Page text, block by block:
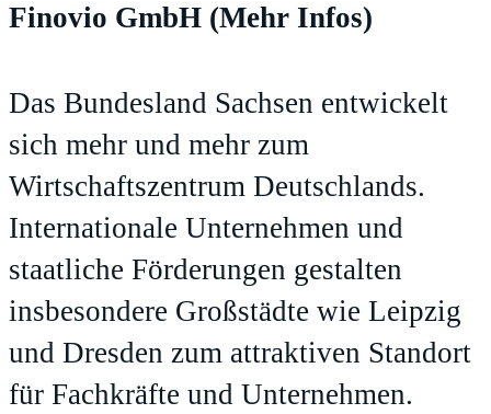
Finovio GmbH (Mehr Infos)
Das Bundesland Sachsen entwickelt
sich mehr und mehr zum
Wirtschaftszentrum Deutschlands.
Internationale Unternehmen und
staatliche Förderungen gestalten
insbesondere Großstädte wie Leipzig
und Dresden zum attraktiven Standort
für Fachkräfte und Unternehmen.